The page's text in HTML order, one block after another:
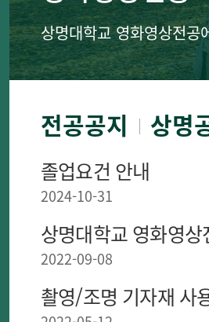
상명대학교 영화영상전공
전공공지
졸업요건 안내
2024-10-31
상명대학교 영화영
2022-09-08
촬영/조명 기자재 사
상명